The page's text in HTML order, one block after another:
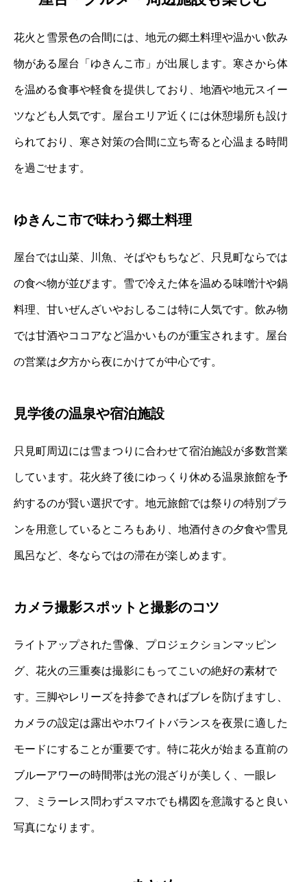
花火と雪景色の合間には、地元の郷土料理や温かい飲み
物がある屋台「ゆきんこ市」が出展します。寒さから体
を温める食事や軽食を提供しており、地酒や地元スイー
ツなども人気です。屋台エリア近くには休憩場所も設け
られており、寒さ対策の合間に立ち寄ると心温まる時間
を過ごせます。
ゆきんこ市で味わう郷土料理
屋台では山菜、川魚、そばやもちなど、只見町ならでは
の食べ物が並びます。雪で冷えた体を温める味噌汁や鍋
料理、甘いぜんざいやおしるこは特に人気です。飲み物
では甘酒やココアなど温かいものが重宝されます。屋台
の営業は夕方から夜にかけてが中心です。
見学後の温泉や宿泊施設
只見町周辺には雪まつりに合わせて宿泊施設が多数営業
しています。花火終了後にゆっくり休める温泉旅館を予
約するのが賢い選択です。地元旅館では祭りの特別プラ
ンを用意しているところもあり、地酒付きの夕食や雪見
風呂など、冬ならではの滞在が楽しめます。
カメラ撮影スポットと撮影のコツ
ライトアップされた雪像、プロジェクションマッピン
グ、花火の三重奏は撮影にもってこいの絶好の素材で
す。三脚やレリーズを持参できればブレを防げますし、
カメラの設定は露出やホワイトバランスを夜景に適した
モードにすることが重要です。特に花火が始まる直前の
ブルーアワーの時間帯は光の混ざりが美しく、一眼レ
フ、ミラーレス問わずスマホでも構図を意識すると良い
写真になります。